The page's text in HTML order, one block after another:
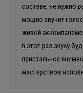
составе, не нужно
мощно звучит
живой
в этот раз звуку
пристальное
мастерством